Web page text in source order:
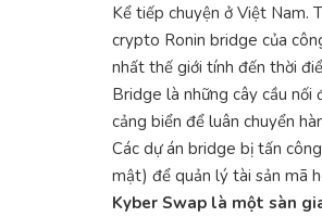
Kể tiếp chuyện ở Việt Nam.
crypto Ronin bridge của
nhất thế giới tính đến thời
Bridge là những cây cầu nối
cảng biển để luân chuyển
Các dự án bridge bị tấn
mật) để quản lý tài sản mã
Kyber Swap là một sàn